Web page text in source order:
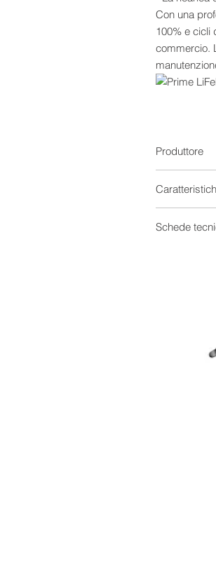
Con una
100% e cicli
commercio.
Produttore
Batterie
Schede